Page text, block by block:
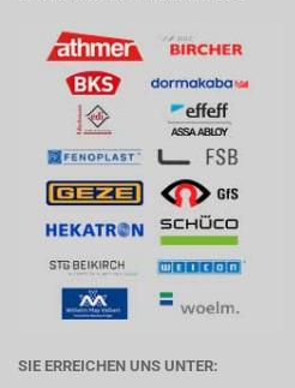
SIE ERREICHEN UNS UNTER: